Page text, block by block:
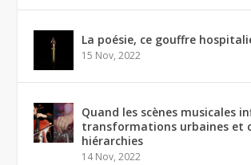
La poésie, ce gouffre
15 Nov, 2022
Quand les scènes musicales
transformations urbaines et
hiérarchies
14 Nov, 2022